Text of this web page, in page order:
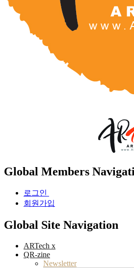
Global Members
로그인
회원가입
Global Site Navigation
ARTech x
QR-zine
Newsletter